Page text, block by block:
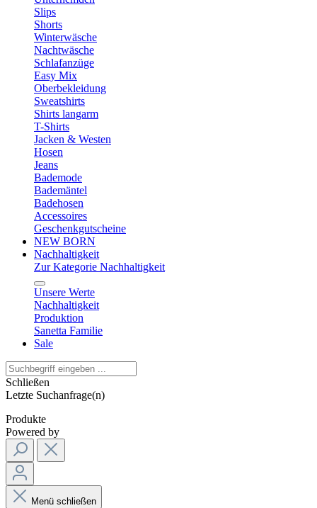
Slips
Shorts
Winterwäsche
Nachtwäsche
Schlafanzüge
Easy Mix
Oberbekleidung
Sweatshirts
Shirts langarm
T-Shirts
Jacken & Westen
Hosen
Jeans
Bademode
Bademäntel
Badehosen
Accessoires
Geschenkgutscheine
NEW BORN
Nachhaltigkeit
Zur Kategorie Nachhaltigkeit
Unsere Werte
Nachhaltigkeit
Produktion
Sanetta Familie
Sale
Schließen
Letzte Suchanfrage(n)
Produkte
Powered by
Menü schließen